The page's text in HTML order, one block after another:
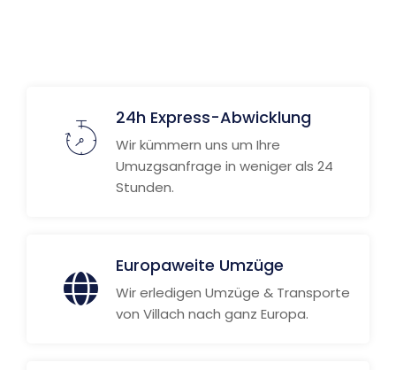
24h Express-Abwicklung
Wir kümmern uns um Ihre
Umuzgsanfrage in weniger als 24
Stunden.
Europaweite Umzüge
Wir erledigen Umzüge & Transporte
von Villach nach ganz Europa.